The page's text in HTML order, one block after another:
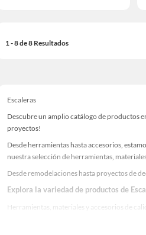
1 - 8 de 8 Resultados
Escaleras
Descubre un amplio catálogo de productos
proyectos!
Desde herramientas hasta accesorios,
nuestra selección de herramientas,
Desde remodelaciones hasta proyectos de
Explora la variedad de productos de
Herramientas, materiales y accesorios de
Encuentra una amplia variedad de